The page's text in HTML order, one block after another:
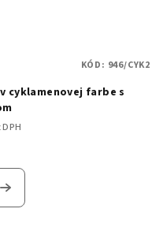
cyklamenovej farbe s
KÓD: 946/CYK2